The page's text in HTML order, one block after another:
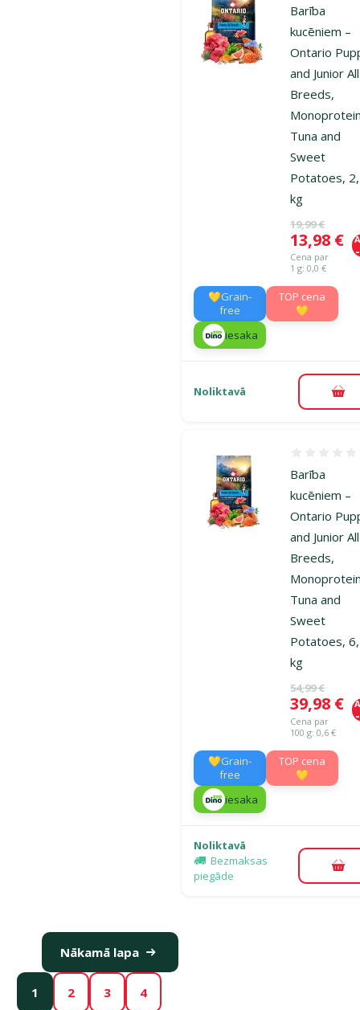
Barība
kucēniem –
Ontario
and Junior All
Breeds,
Tuna and
Sweet
Potatoes,
kg
Oriģinālā
19,99 €
Cena
13,98 €
Cena par
1 g: 0,0 €
💛Grain-
free
TOP cena
💛
iesaka
Noliktavā
Barība
kucēniem –
Ontario
and Junior All
Breeds,
Tuna and
Sweet
Potatoes,
kg
Oriģinālā
54,99 €
Cena
39,98 €
Cena par
100 g: 0,6 €
💛Grain-
free
TOP cena
💛
iesaka
Noliktavā
Bezmaksas
piegāde
1 2 3 4
Nākamā lapa